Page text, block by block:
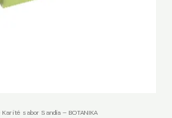
sabor Sandía – BOTANIKA